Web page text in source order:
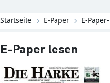
Startseite E-Paper E-
E-Paper lesen